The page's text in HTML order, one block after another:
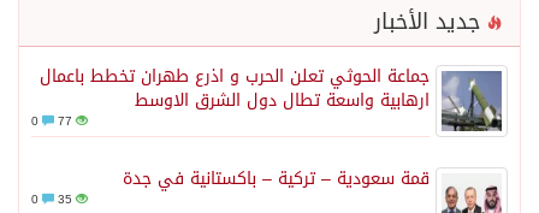
جديد الأخبار
جماعة الحوثي تعلن الحرب و اذرع طهران تخطط باعمال
ارهابية واسعة تطال دول الشرق الاوسط
77
قمة سعودية – تركية – باكستانية في جدة
35